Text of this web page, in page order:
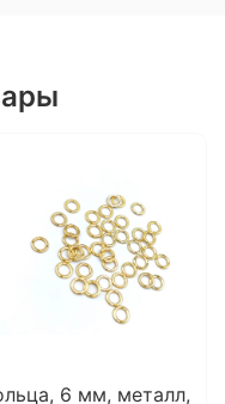
6 мм, металл,